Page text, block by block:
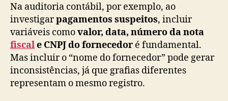
Na auditoria contábil, por exemplo, ao
investigarpagamentos suspeitos, incluir
variáveis comovalor, data, número da nota
fiscale CNPJ do fornecedor é fundamental.
Mas incluir o “nome do fornecedor” pode gerar
inconsistências, já que grafias diferentes
representam o mesmo registro.